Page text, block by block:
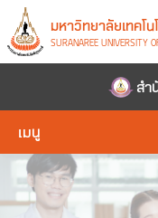
มหาวิทยาลัยเทคโ
SURANAREE UNIVERSITY
สำ
เมนู